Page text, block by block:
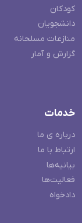
کودکان
دانشجویان
منازعات مسلحانه
گزارش و آمار
خدمات
درباره ی ما
ارتباط با ما
بیانیه‌ها
فعالیت‌ها
دادخواه